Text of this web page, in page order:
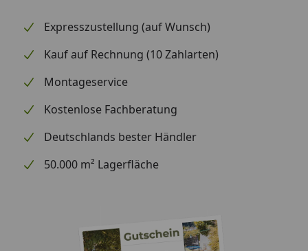
Expresszustellung (auf Wunsch)
Kauf auf Rechnung (10 Zahlarten)
Montageservice
Kostenlose Fachberatung
Deutschlands bester Händler
50.000 m² Lagerfläche